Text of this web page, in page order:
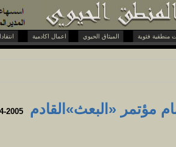
اعمال اكادمية
مؤتمر «البعث»القادم Date:may-24-2005